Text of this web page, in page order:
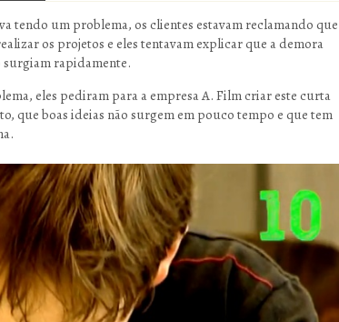
tendo um problema, os clientes estavam reclamando que
os projetos e eles tentavam explicar que a demora
surgiam rapidamente.
eles pediram para a empresa A. Film criar este curta
que boas ideias não surgem em pouco tempo e que tem